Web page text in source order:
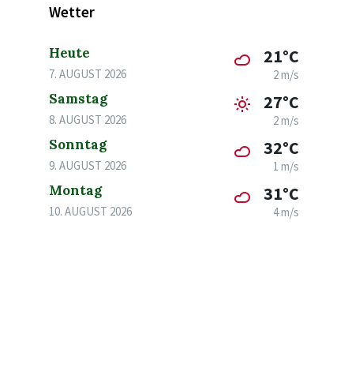
Wetter
Heute
7. AUGUST 2026
21°C
2 m/s
Samstag
8. AUGUST 2026
27°C
2 m/s
Sonntag
9. AUGUST 2026
32°C
1 m/s
Montag
10. AUGUST 2026
31°C
4 m/s